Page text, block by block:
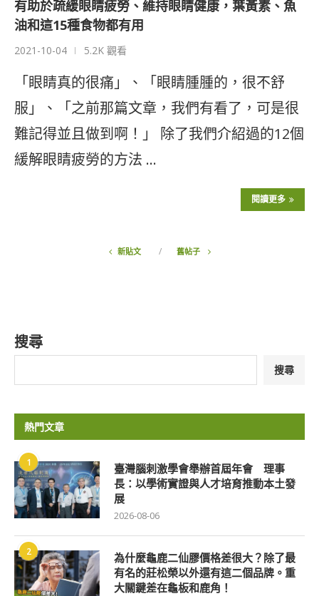
有助於疏緩眼睛疲勞、維持眼睛健康，葉黃素、魚
油和這15種食物都有用
2021-10-04 5.2K 觀看
「眼睛真的很痛」、「眼睛腫腫的，很不舒
服」、「之前那篇文章，我們有看了，可是很
難記得並且做到啊！」 除了我們介紹過的12個
緩解眼睛疲勞的方法 …
閱讀更多
新貼文 舊帖子
搜尋
搜尋
熱門文章
1
臺灣腦刺激學會舉辦首屆年會 理事
長：以學術實證與人才培育推動本土發
展
2026-08-06
2
為什麼龜鹿二仙膠價格差很大？除了最
有名的莊松榮以外還有這二個品牌。重
大關鍵差在龜板和鹿角！